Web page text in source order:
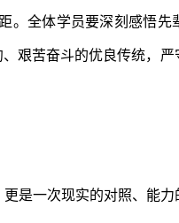
全体学员要深刻感悟先
艰苦奋斗的优良传统，
是一次现实的对照、能